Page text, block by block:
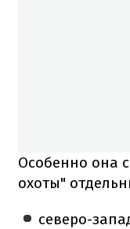
Особенно она
охоты"
северо-